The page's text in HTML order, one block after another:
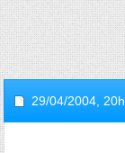
29/04/2004,